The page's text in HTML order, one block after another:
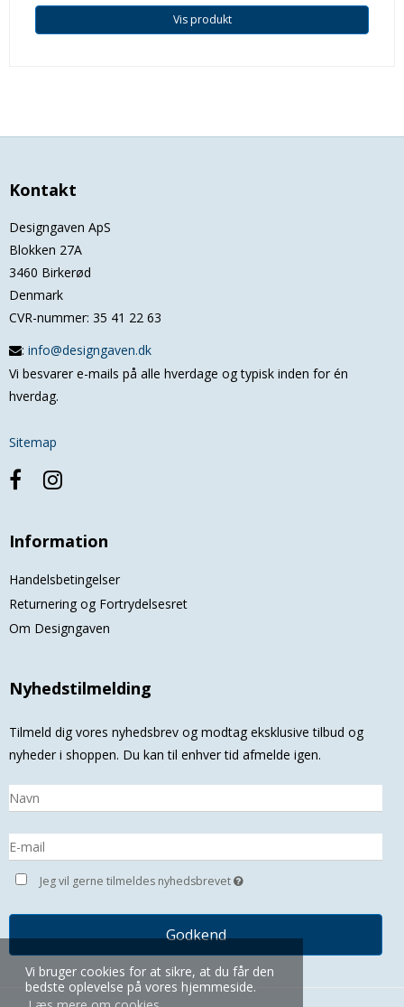
Vi bruger cookies for at sikre, at du får den
bedste oplevelse på vores hjemmeside.
Vis produkt
Kontakt
Designgaven ApS
Blokken 27A
3460 Birkerød
Denmark
CVR-nummer: 35 41 22 63
: info@designgaven.dk
Vi besvarer e-mails på alle hverdage og typisk inden for én
hverdag.
Sitemap
Information
Handelsbetingelser
Returnering og Fortrydelsesret
Om Designgaven
Nyhedstilmelding
Tilmeld dig vores nyhedsbrev og modtag eksklusive tilbud og
nyheder i shoppen. Du kan til enhver tid afmelde igen.
Jeg vil gerne tilmeldes nyhedsbrevet
Godkend